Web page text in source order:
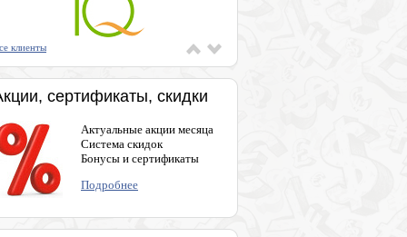
клиенты
сертификаты, скидки
Актуальные акции месяца
Система скидок
Бонусы и сертификаты
Подробнее